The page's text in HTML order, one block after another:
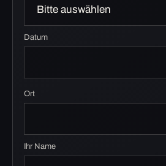
Datum
Ort
Ihr Name